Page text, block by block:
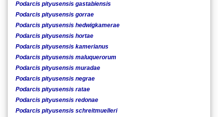
Podarcis pityusensis gastabiensis
Podarcis pityusensis gorrae
Podarcis pityusensis hedwigkamerae
Podarcis pityusensis hortae
Podarcis pityusensis kamerianus
Podarcis pityusensis maluquerorum
Podarcis pityusensis muradae
Podarcis pityusensis negrae
Podarcis pityusensis ratae
Podarcis pityusensis redonae
Podarcis pityusensis schreitmuelleri